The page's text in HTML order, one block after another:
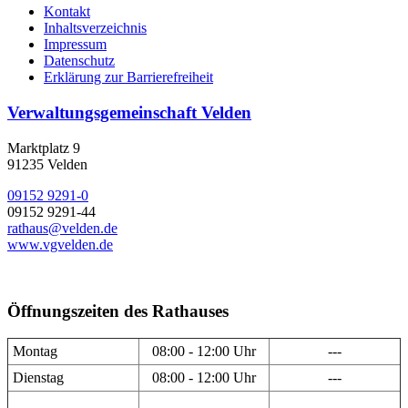
Kontakt
Inhaltsverzeichnis
Impressum
Datenschutz
Erklärung zur Barrierefreiheit
Verwaltungsgemeinschaft Velden
Marktplatz 9
91235 Velden
09152 9291-0
09152 9291-44
rathaus@velden.de
www.vgvelden.de
Öffnungszeiten des Rathauses
Montag 08:00 - 12:00 Uhr
---
Dienstag
08:00 - 12:00 Uhr ---